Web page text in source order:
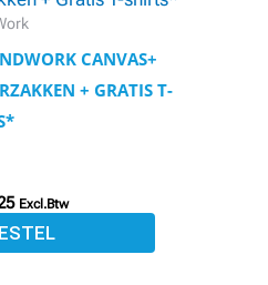
CANVAS+
+ GRATIS T-
Excl.Btw